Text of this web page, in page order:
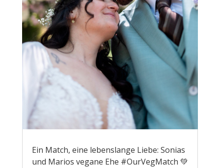
Ein Match, eine lebenslange Liebe: Sonias
und Marios vegane Ehe #OurVegMatch 💚